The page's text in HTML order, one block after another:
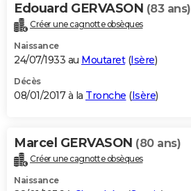
Edouard GERVASON (83 ans)
Créer une cagnotte obsèques
Naissance
24/07/1933 au Moutaret(Isère)
Décès
08/01/2017 à la Tronche (Isère)
Marcel GERVASON (80 ans)
Créer une cagnotte obsèques
Naissance